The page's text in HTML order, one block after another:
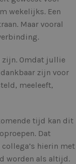
wekelijks. Een
Maar vooral
zijn. Omdat jullie
zijn voor
meeleeft,
tijd kan dit
Dat
hierin met
worden als altijd.